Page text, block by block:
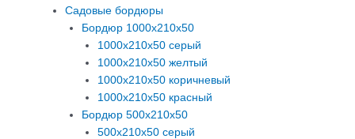
Садовые бордюры
Бордюр 1000х210х50
1000х210х50 серый
1000х210х50 желтый
1000х210х50 коричневый
1000х210х50 красный
Бордюр 500х210х50
500х210х50 серый